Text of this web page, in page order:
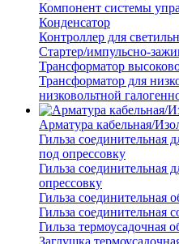
Компонент системы
Конденсатор
Контроллер для
Стартер/импульсно-
Трансформатор
Трансформатор для
низковольтной
Арматура кабельная/
Гильза соединительная
под опрессовку
Гильза соединительная
опрессовку
Гильза соединительная
Гильза соединительная
Гильза термоусадочная
Заглушка